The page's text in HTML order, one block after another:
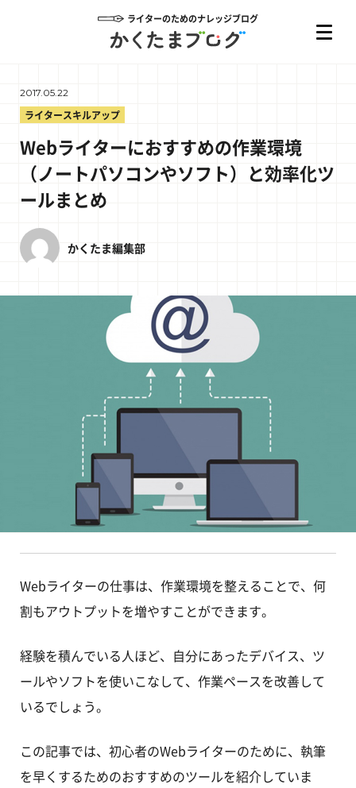
ライターのためのナレッジブログ
ライタースキルアップ
2017.05.22
Webライターにおすすめの作業環境
（ノートパソコンやソフト）と効率化ツ
ールまとめ
かくたま編集部
Webライターの仕事は、作業環境を整えることで、何
割もアウトプットを増やすことができます。
経験を積んでいる人ほど、自分にあったデバイス、ツ
ールやソフトを使いこなして、作業ペースを改善して
いるでしょう。
この記事では、初心者のWebライターのために、執筆
を早くするためのおすすめのツールを紹介していま